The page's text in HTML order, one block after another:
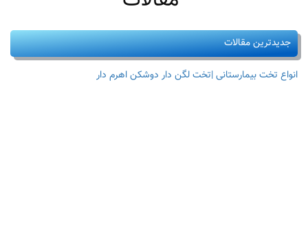
جدیدترین مقالات
انواع تخت بیمارستانی |تخت لگن دار دوشکن اهرم دار